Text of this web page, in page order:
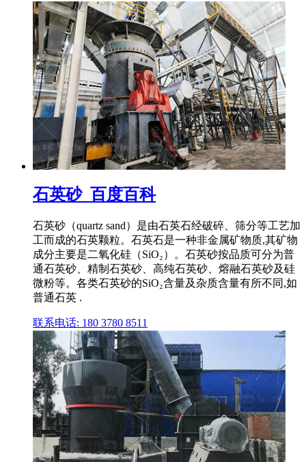
石英砂_百度百科
石英砂（quartz sand）是由石英石经破碎、筛分等工艺加
工而成的石英颗粒。石英石是一种非金属矿物质,其矿物
成分主要是二氧化硅（SiO₂）。石英砂按品质可分为普
通石英砂、精制石英砂、高纯石英砂、熔融石英砂及硅
微粉等。各类石英砂的SiO₂含量及杂质含量有所不同,如
普通石英 .
联系电话: 180 3780 8511